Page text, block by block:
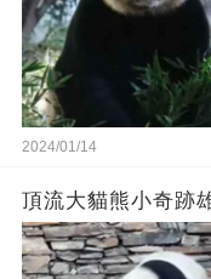
2024/01/14
頂流大貓熊小奇跡